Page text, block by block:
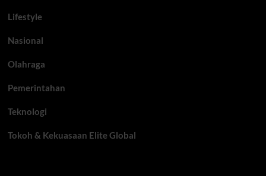
Lifestyle
Nasional
Olahraga
Pemerintahan
Teknologi
Tokoh & Kekuasaan Elite Global